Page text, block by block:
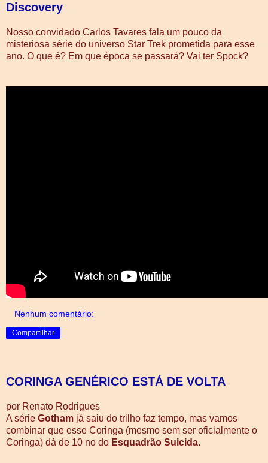
Discovery
Nosso convidado Carlos Tavares fala um pouco da
misteriosa série do universo Star Trek prometida para esse
ano. O que é? Em que época se passará? Vai ter Spock?
Nenhum comentário:
Compartilhar
CORINGA GENÉRICO ESTÁ DE VOLTA
por Renato Rodrigues
A série Gotham já saiu do trilho faz tempo, mas vamos
combinar que esse Coringa (mesmo sem ser oficialmente o
Coringa) dá de 10 no do Esquadrão Suicida.